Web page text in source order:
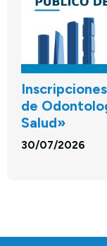
de
Salud»
30/07/2026